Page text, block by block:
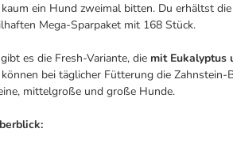
ein Hund zweimal bitten. Du erhältst die
Mega-Sparpaket mit 168 Stück.
es die Fresh-Variante, die mit Eukalyptus
bei täglicher Fütterung die Zahnstein-
mittelgroße und große Hunde.